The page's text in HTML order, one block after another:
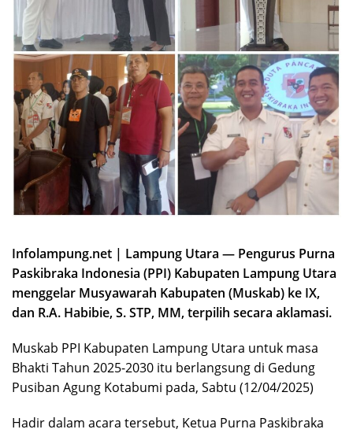
Infolampung.net | Lampung Utara — Pengurus Purna
Paskibraka Indonesia (PPI) Kabupaten Lampung Utara
menggelar Musyawarah Kabupaten (Muskab) ke IX,
dan R.A. Habibie, S. STP, MM, terpilih secara aklamasi.
Muskab PPI Kabupaten Lampung Utara untuk masa
Bhakti Tahun 2025-2030 itu berlangsung di Gedung
Pusiban Agung Kotabumi pada, Sabtu (12/04/2025)
Hadir dalam acara tersebut, Ketua Purna Paskibraka